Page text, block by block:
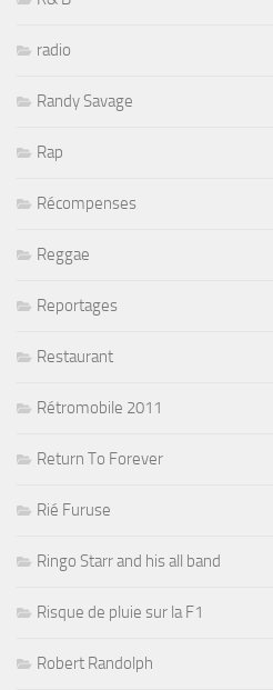
radio
Randy Savage
Rap
Récompenses
Reggae
Reportages
Restaurant
Rétromobile 2011
Return To Forever
Rié Furuse
Ringo Starr and his all band
Risque de pluie sur la F1
Robert Randolph